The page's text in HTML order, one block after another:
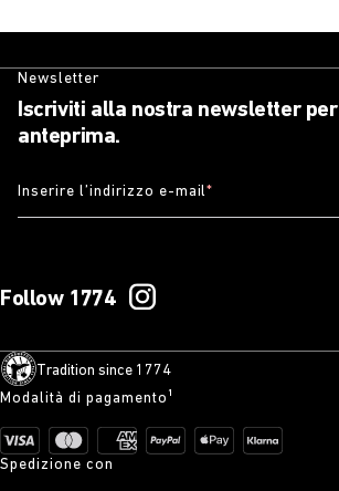
Newsletter
Iscriviti alla nostra newsletter
anteprima.
Inserire l’indirizzo e-mail*
Follow 1774
Tradition since 1774
Modalità di pagamento¹
Spedizione con